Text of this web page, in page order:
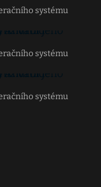
systému
systému
systému